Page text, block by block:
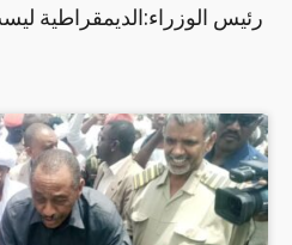
رئيس الوزراء:الديمقراطية